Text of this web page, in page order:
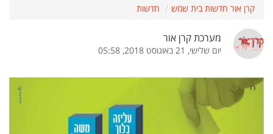
קרן אור חדשות בית שמש חדשות
מערכת קרן אור
יום שלישי, 21 באוגוסט 2018, 05:58